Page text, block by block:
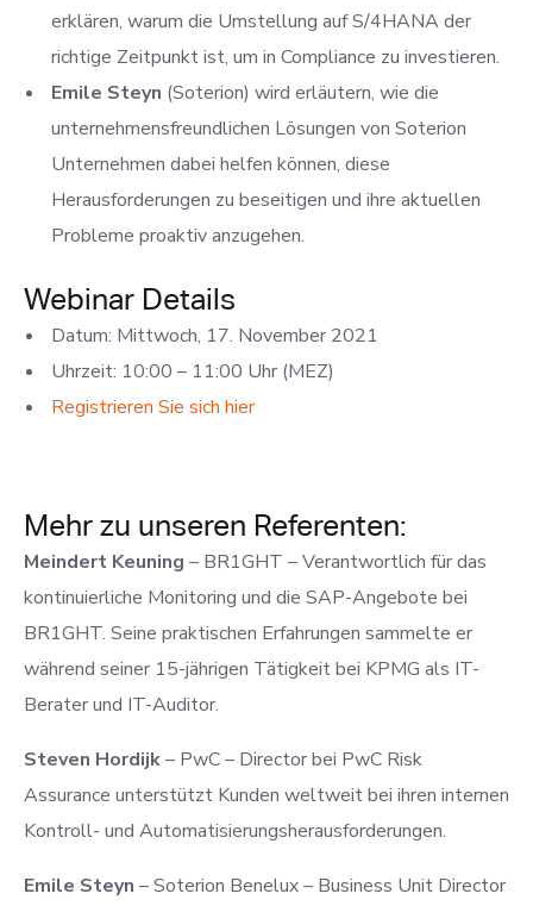
erklären, warum die Umstellung auf S/4HANA der
richtige Zeitpunkt ist, um in Compliance zu investieren.
Emile Steyn (Soterion) wird erläutern, wie die
unternehmensfreundlichen Lösungen von Soterion
Unternehmen dabei helfen können, diese
Herausforderungen zu beseitigen und ihre aktuellen
Probleme proaktiv anzugehen.
Webinar Details
Datum: Mittwoch, 17. November 2021
Uhrzeit: 10:00 – 11:00 Uhr (MEZ)
Registrieren Sie sich hier
Mehr zu unseren Referenten:
Meindert Keuning – BR1GHT – Verantwortlich für das
kontinuierliche Monitoring und die SAP-Angebote bei
BR1GHT. Seine praktischen Erfahrungen sammelte er
während seiner 15-jährigen Tätigkeit bei KPMG als IT-
Berater und IT-Auditor.
Steven Hordijk– PwC – Director bei PwC Risk
Assurance unterstützt Kunden weltweit bei ihren internen
Kontroll- und Automatisierungsherausforderungen.
Emile Steyn – Soterion Benelux – Business Unit Director